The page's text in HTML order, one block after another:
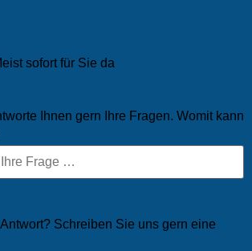
sofort für Sie da
Ihnen gern Ihre Fragen. Womit kann
Schreiben Sie uns gern eine